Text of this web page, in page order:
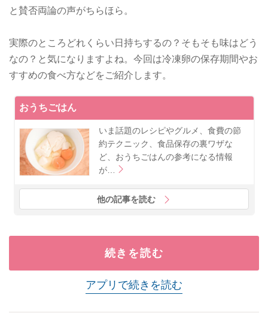
と賛否両論の声がちらほら。
実際のところどれくらい日持ちするの？そもそも味はどう
なの？と気になりますよね。今回は冷凍卵の保存期間やお
すすめの食べ方などをご紹介します。
おうちごはん
いま話題のレシピやグルメ、食費の節
約テクニック、食品保存の裏ワザな
ど、おうちごはんの参考になる情報
が…
他の記事を読む
続きを読む
アプリで続きを読む